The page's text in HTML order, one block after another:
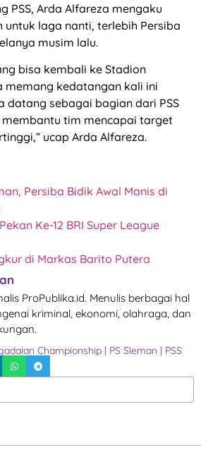
PSS, Arda Alfareza mengaku
untuk laga nanti, terlebih Persiba
musim lalu.
bisa kembali ke Stadion
memang kedatangan kali ini
datang sebagai bagian dari PSS
membantu tim mencapai target
ucap Arda Alfareza.
Persiba Bidik Awal Manis di
Ke-12 BRI Super League
di Markas Barito Putera
ProPublika.id. Menulis berbagai hal
kriminal, ekonomi, olahraga, dan
Championship | PS Sleman | PSS